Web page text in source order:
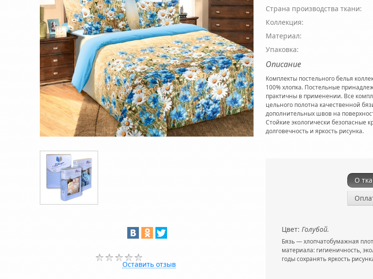
Оставить отзыв
Страна производства ткани:
Коллекция:
Материал:
Упаковка:
Описание
Комплекты постельного белья
100% хлопка. Постельные
практичны в применении. Все
цельного полотна качественной
дополнительных швов на
Стойкие экологически безопасные
долговечность и яркость рисунка.
О
Цвет: Голубой.
Бязь — хлопчатобумажная
материала: гигиеничность,
годы сохранять яркость